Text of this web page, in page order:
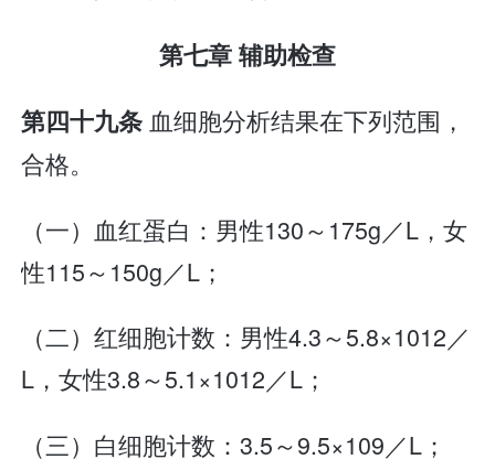
第七章 辅助检查
第四十九条血细胞分析结果在下列范围，
合格。
（一）血红蛋白：男性130～175g／L，女
性115～150g／L；
（二）红细胞计数：男性4.3～5.8×1012／
L，女性3.8～5.1×1012／L；
（三）白细胞计数：3.5～9.5×109／L；